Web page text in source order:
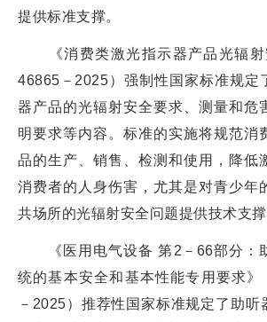
提供标准支撑。
《消费类激光指示器产品光辐射
46865－2025）强制性国家标准规定
器产品的光辐射安全要求、测量和危
明要求等内容。标准的实施将规范消
品的生产、销售、检测和使用，降低
消费者的人身伤害，尤其是对青少年
共场所的光辐射安全问题提供技术支撑
《医用电气设备 第2－66部分：
统的基本安全和基本性能专用要求》
－2025）推荐性国家标准规定了助听